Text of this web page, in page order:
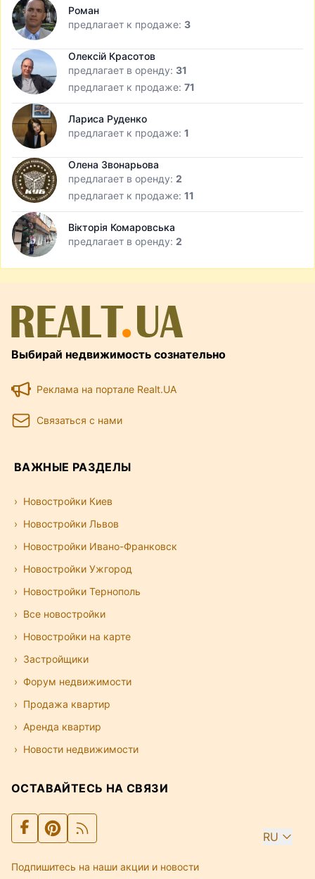
Роман
предлагает к продаже: 3
Олексій Красотов
предлагает в оренду: 31
предлагает к продаже: 71
Лариса Руденко
предлагает к продаже: 1
Олена Звонарьова
предлагает в оренду: 2
предлагает к продаже: 11
Вікторія Комаровська
предлагает в оренду: 2
Выбирай недвижимость сознательно
Реклама на портале Realt.UA
Связаться с нами
ВАЖНЫЕ РАЗДЕЛЫ
Новостройки Киев
Новостройки Львов
Новостройки Ивано-Франковск
Новостройки Ужгород
Новостройки Тернополь
Все новостройки
Новостройки на карте
Застройщики
Форум недвижимости
Продажа квартир
Аренда квартир
Новости недвижимости
ОСТАВАЙТЕСЬ НА СВЯЗИ
RU
Подпишитесь на наши акции и новости